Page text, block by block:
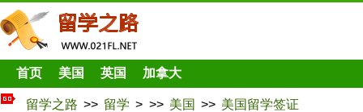
首页 美国 英国 加拿大
留学之路 >> 留学 > >> 美国 >> 美国留学签证